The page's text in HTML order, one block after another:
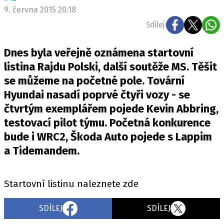
TRH S ELEKTROMOBILY
RALLY
OSTATNÍ
TISKOVKY
ROZHOVORY
ZE SVĚTA
MOTORSPORT
9. června 2015 20:18
Sdílej:
Dnes byla veřejně oznámena startovní
listina Rajdu Polski, další soutěže MS. Těšit
se můžeme na početné pole. Tovární
Hyundai nasadí poprvé čtyři vozy - se
čtvrtým exemplářem pojede Kevin Abbring,
testovací pilot týmu. Početná konkurence
bude i WRC2, Škoda Auto pojede s Lappim
a Tidemandem.
Startovní listinu naleznete zde
SDÍLEJ SDÍLEJ